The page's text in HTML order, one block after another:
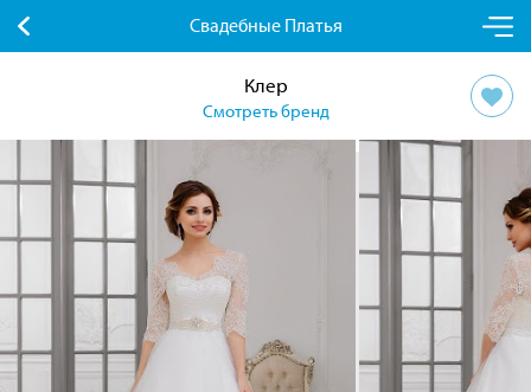
Свадебные Платья
Клер
Смотреть бренд